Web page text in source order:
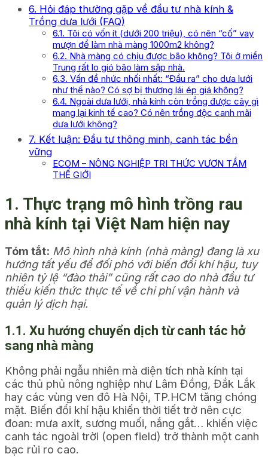
6. Hỏi đáp thường gặp về đầu tư nhà kính &
Trồng dưa lưới (FAQ)
6.1. Tôi có vốn ít (dưới 200 triệu), có nên “cố” vay
mượn để làm nhà màng 1000m2 không?
6.2. Nhà màng có chịu được bão không? Tôi ở miền
Trung rất lo gió bão làm sập nhà.
6.3. Vấn đề nhức nhối nhất: “Đầu ra” cho dưa lưới
như thế nào? Có sợ bị thương lái ép giá không?
6.4. Ngoài dưa lưới, nhà kính còn trồng được cây gì
mang lại kinh tế cao? Có nên trồng độc canh mãi
dưa lưới không?
7. Kết luận: Đầu tư thông minh, canh tác bền
vững
ECOM – NÔNG NGHIỆP TRI THỨC VƯƠN TẦM
THẾ GIỚI
1. Thực trạng mô hình trồng rau
nhà kính tại Việt Nam hiện nay
Tóm tắt: Mô hình nhà kính (nhà màng) đang là xu
hướng tất yếu để đối phó với biến đổi khí hậu, tuy
nhiên tỷ lệ “đào thải” cũng rất cao do nhà đầu tư
thiếu kiến thức thực tế về chi phí vận hành và
quản lý dịch hại.
1.1. Xu hướng chuyển dịch từ canh tác hở
sang nhà màng
Không phải ngẫu nhiên mà diện tích nhà kính tại
các thủ phủ nông nghiệp như Lâm Đồng, Đắk Lắk
hay các vùng ven đô Hà Nội, TP.HCM tăng chóng
mặt. Biến đổi khí hậu khiến thời tiết trở nên cực
đoan: mưa axit, sương muối, nắng gắt… khiến việc
canh tác ngoài trời (open field) trở thành một canh
bạc rủi ro cao.